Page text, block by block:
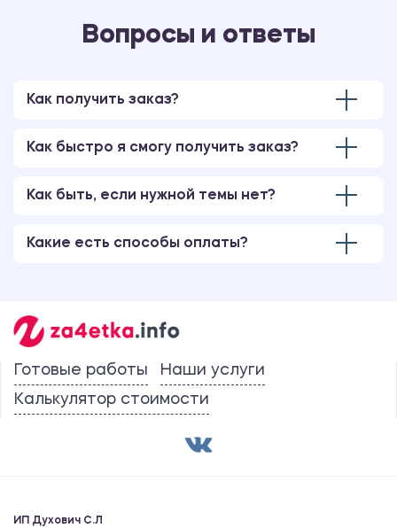
Вопросы и ответы
Как получить заказ?
Как быстро я смогу получить заказ?
Как быть, если нужной темы нет?
Какие есть способы оплаты?
Готовые работы
Наши услуги
Калькулятор стоимости
ИП Духович С.Л